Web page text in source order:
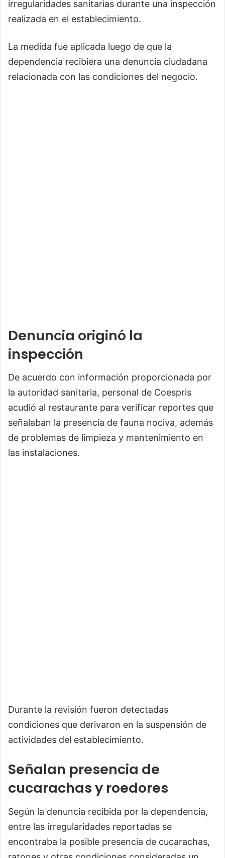
irregularidades sanitarias durante una inspección
realizada en el establecimiento.
La medida fue aplicada luego de que la
dependencia recibiera una denuncia ciudadana
relacionada con las condiciones del negocio.
Denuncia originó la
inspección
De acuerdo con información proporcionada por
la autoridad sanitaria, personal de Coespris
acudió al restaurante para verificar reportes que
señalaban la presencia de fauna nociva, además
de problemas de limpieza y mantenimiento en
las instalaciones.
Durante la revisión fueron detectadas
condiciones que derivaron en la suspensión de
actividades del establecimiento.
Señalan presencia de
cucarachas y roedores
Según la denuncia recibida por la dependencia,
entre las irregularidades reportadas se
encontraba la posible presencia de cucarachas,